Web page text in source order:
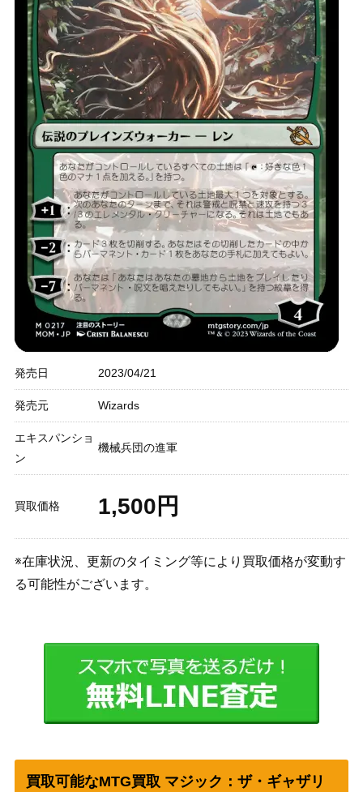
発売日 2023/04/21
発売元 Wizards
エキスパンショ
ン
機械兵団の進軍
買取価格 1,500円
※在庫状況、更新のタイミング等により買取価格が変動す
る可能性がございます。
買取可能なMTG買取 マジック：ザ・ギャザリ